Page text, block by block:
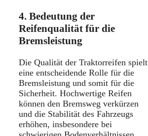
4. Bedeutung der
Reifenqualität für die
Bremsleistung
Die Qualität der Traktorreifen spielt
eine entscheidende Rolle für die
Bremsleistung und somit für die
Sicherheit. Hochwertige Reifen
können den Bremsweg verkürzen
und die Stabilität des Fahrzeugs
erhöhen, insbesondere bei